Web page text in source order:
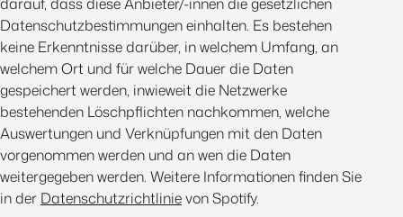
Datenschutzbestimmungen einhalten. Es bestehen
keine Erkenntnisse darüber, in welchem Umfang, an
welchem Ort und für welche Dauer die Daten
gespeichert werden, inwieweit die Netzwerke
bestehenden Löschpflichten nachkommen, welche
Auswertungen und Verknüpfungen mit den Daten
vorgenommen werden und an wen die Daten
weitergegeben werden. Weitere Informationen finden Sie
in der Datenschutzrichtlinievon Spotify.